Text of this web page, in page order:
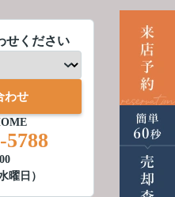
せください
わせ
5788
曜日）